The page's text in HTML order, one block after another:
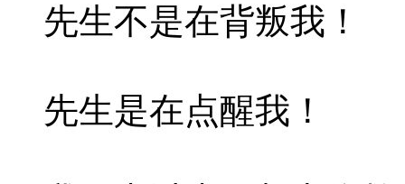
先生不是在背叛我！
先生是在点醒我！